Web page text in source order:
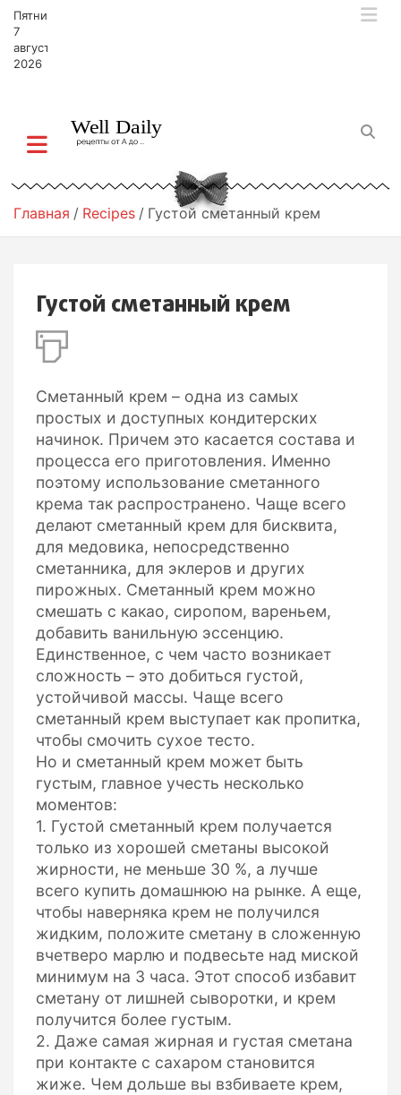
Пятница,
7
августа,
2026
Главная Recipes Густой сметанный крем
Густой сметанный крем
Сметанный крем – одна из самых
простых и доступных кондитерских
начинок. Причем это касается состава и
процесса его приготовления. Именно
поэтому использование сметанного
крема так распространено. Чаще всего
делают сметанный крем для бисквита,
для медовика, непосредственно
сметанника, для эклеров и других
пирожных. Сметанный крем можно
смешать с какао, сиропом, вареньем,
добавить ванильную эссенцию.
Единственное, с чем часто возникает
сложность – это добиться густой,
устойчивой массы. Чаще всего
сметанный крем выступает как пропитка,
чтобы смочить сухое тесто.
Но и сметанный крем может быть
густым, главное учесть несколько
моментов:
1. Густой сметанный крем получается
только из хорошей сметаны высокой
жирности, не меньше 30 %, а лучше
всего купить домашнюю на рынке. А еще,
чтобы наверняка крем не получился
жидким, положите сметану в сложенную
вчетверо марлю и подвесьте над миской
минимум на 3 часа. Этот способ избавит
сметану от лишней сыворотки, и крем
получится более густым.
2. Даже самая жирная и густая сметана
при контакте с сахаром становится
жиже. Чем дольше вы взбиваете крем,